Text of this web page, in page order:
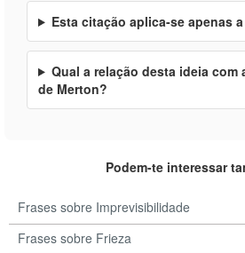
Esta citação aplica-se apenas
Qual a relação desta ideia com
de Merton?
Podem-te interessar
Frases sobre Imprevisibilidade
Frases sobre Frieza